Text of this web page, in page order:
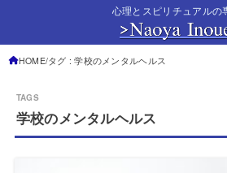
心理とスピリチュアルの
HOME タグ : 学校のメンタルヘルス
学校のメンタルヘルス